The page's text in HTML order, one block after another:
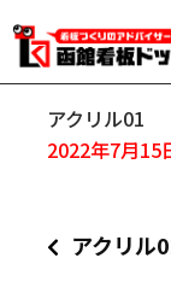
アクリル01
2022年7月15
アクリル